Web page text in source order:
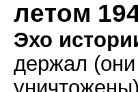
летом
Эхо
держал (они